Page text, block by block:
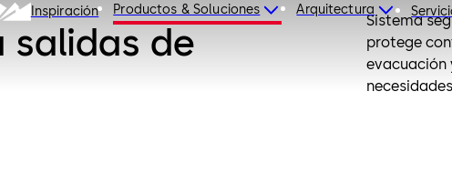
Inspiración Productos & Soluciones Arquitectura
salidas de
Sistema
protege
evacuación